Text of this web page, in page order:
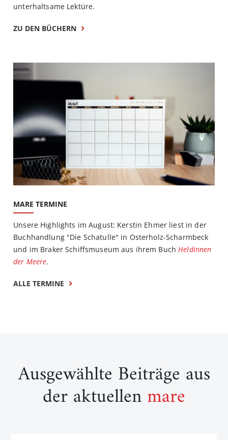
unterhaltsame Lektüre.
ZU DEN BÜCHERN
MARE TERMINE
Unsere Highlights im August: Kerstin Ehmer liest in der
Buchhandlung "Die Schatulle" in Osterholz-Scharmbeck
und im Braker Schiffsmuseum aus ihrem BuchHeldinnen
der Meere.
ALLE TERMINE
Ausgewählte Beiträge aus
der aktuellenmare